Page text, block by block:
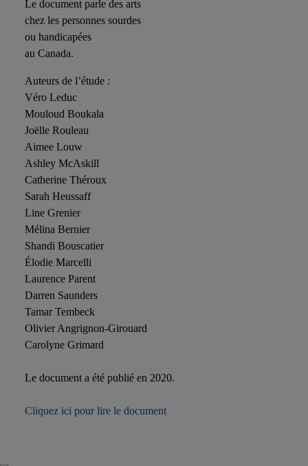
Le document parle des arts
chez les personnes sourdes
ou handicapées
au Canada.
Auteurs de l’étude :
Véro Leduc
Mouloud Boukala
Joëlle Rouleau
Aimee Louw
Ashley McAskill
Catherine Théroux
Sarah Heussaff
Line Grenier
Mélina Bernier
Shandi Bouscatier
Élodie Marcelli
Laurence Parent
Darren Saunders
Tamar Tembeck
Olivier Angrignon-Girouard
Carolyne Grimard
Le document a été publié en 2020.
Cliquez ici pour lire le document